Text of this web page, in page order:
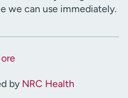
we can use immediately.
by NRC Health